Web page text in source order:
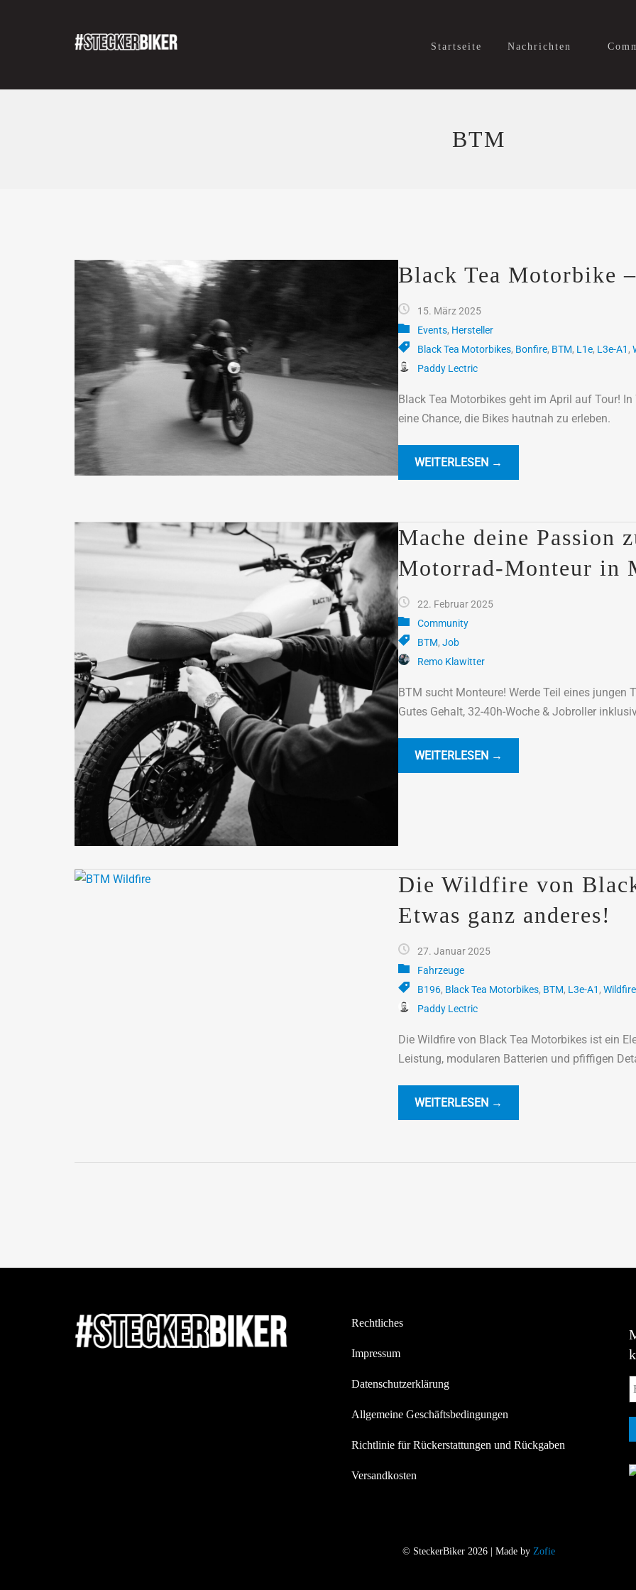
Startseite Nachrichten
BTM
Black Tea Motorbike
15. März 2025
Events, Hersteller
Black Tea Motorbikes, Bonfire, BTM, L1e, L3e-A1 ,
Paddy Lectric
Black Tea Motorbikes geht im April auf Tour!
eine Chance, die Bikes hautnah zu erleben.
WEITERLESEN →
Mache deine Passion
Motorrad-Monteur in
22. Februar 2025
Community
BTM, Job
Remo Klawitter
BTM sucht Monteure! Werde Teil eines jungen
Gutes Gehalt, 32-40h-Woche & Jobroller
WEITERLESEN →
Die Wildfire von
Etwas ganz anderes!
27. Januar 2025
Fahrzeuge
B196, Black Tea Motorbikes, BTM, L3e-A1 , Wildfire
Paddy Lectric
Die Wildfire von Black Tea Motorbikes ist ein
Leistung, modularen Batterien und pfiffigen
WEITERLESEN →
Rechtliches
Impressum
Datenschutzerklärung
Allgemeine Geschäftsbedingungen
Richtlinie für Rückerstattungen und Rückgaben
Versandkosten
© SteckerBiker 2026 | Made by Zofie